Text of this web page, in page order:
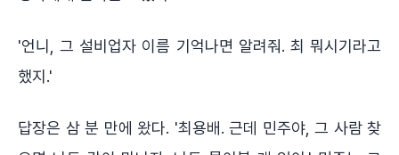
'언니, 그 설비업자 이름 기억나면 알려줘. 최 뭐시기라고
했지.'
답장은 삼 분 만에 왔다. '최용배. 근데 민주야, 그 사람 찾